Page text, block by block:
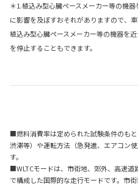
＊1.植込み型心臓ペースメーカー等の機
に影響を及ぼすおそれがありますので、
植込み型心臓ペースメーカー等の機器を
を停止することもできます。
■燃料消費率は定められた試験条件のもと
渋滞等）や運転方法（急発進、エアコン
す。
■WLTCモードは、市街地、郊外、高速
で構成した国際的な走行モードです。市